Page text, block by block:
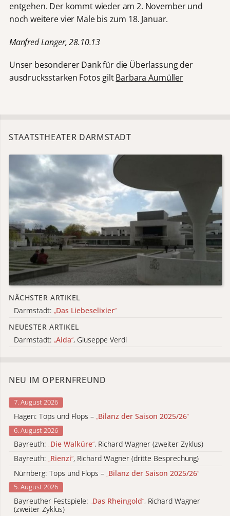
entgehen. Der kommt wieder am 2. November und
noch weitere vier Male bis zum 18. Januar.
Manfred Langer, 28.10.13
Unser besonderer Dank für die Überlassung der
ausdrucksstarken Fotos giltBarbara Aumüller
STAATSTHEATER DARMSTADT
NÄCHSTER ARTIKEL
Darmstadt: „Das Liebeselixier“
NEUESTER ARTIKEL
Darmstadt: „Aida“, Giuseppe Verdi
NEU IM OPERNFREUND
7. August 2026
Hagen: Tops und Flops – „Bilanz der Saison 2025/26“
6. August 2026
Bayreuth: „Die Walküre“, Richard Wagner (zweiter Zyklus)
Bayreuth: „Rienzi“, Richard Wagner (dritte Besprechung)
Nürnberg: Tops und Flops – „Bilanz der Saison 2025/26“
5. August 2026
Bayreuther Festspiele: „Das Rheingold“, Richard Wagner
(zweiter Zyklus)